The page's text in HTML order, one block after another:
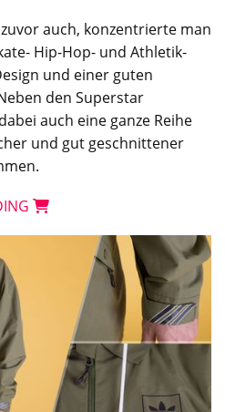
auch, konzentrierte man
Hip-Hop- und Athletik-
und einer guten
den Superstar
auch eine ganze Reihe
und gut geschnittener